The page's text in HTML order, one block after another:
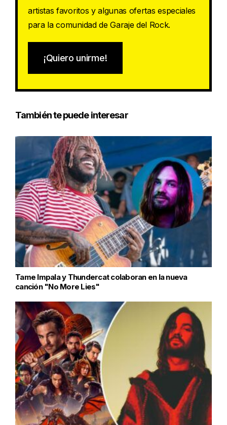
artistas favoritos y algunas ofertas especiales
para la comunidad de Garaje del Rock.
¡Quiero unirme!
También te puede interesar
Tame Impala y Thundercat colaboran en la nueva
canción "No More Lies"